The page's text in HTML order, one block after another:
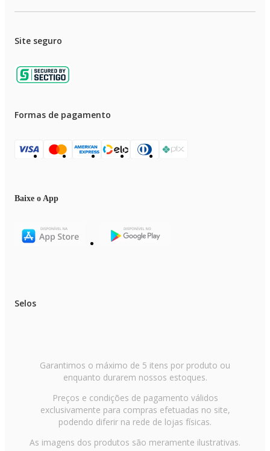
Site seguro
Formas de pagamento
Baixe o App
Selos
Garantimos o máximo de 5 itens por produto ou
enquanto durarem nossos estoques.
Preços e condições de pagamento válidos
exclusivamente para compras efetuadas no site,
podendo diferir na rede de lojas físicas.
As imagens dos produtos são meramente ilustrativas.